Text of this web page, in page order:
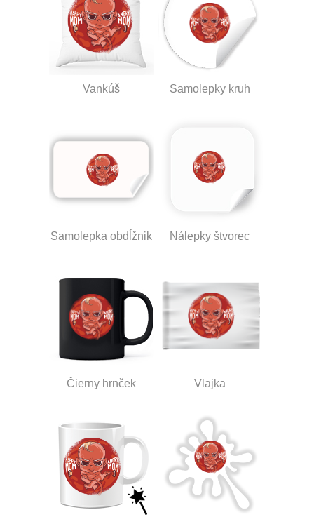
Vankúš Samolepky kruh
Samolepka obdĺžnik Nálepky štvorec
Čierny hrnček Vlajka